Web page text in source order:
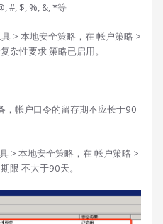
#, $, %, &, *等
> 本地安全策略，在 帐户策略 >
杂性要求 策略已启用。
，帐户口令的留存期不应长于90
> 本地安全策略，在 帐户策略 >
限 不大于90天。